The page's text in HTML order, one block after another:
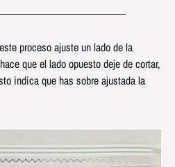
proceso ajuste un lado de la
que el lado opuesto deje de cortar,
indica que has sobre ajustada la